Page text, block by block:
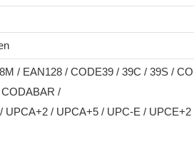
/ EAN128 / CODE39 / 39C / 39S /
/
UPCA+2 / UPCA+5 / UPC-E /